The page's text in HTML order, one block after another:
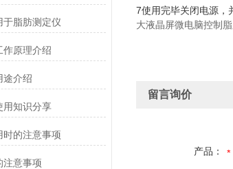
于脂肪测定仪
作原理介绍
途介绍
用知识分享
时的注意事项
注意事项
7使用完毕关闭电源，
大液晶屏微电脑控制
留言询价
产品：